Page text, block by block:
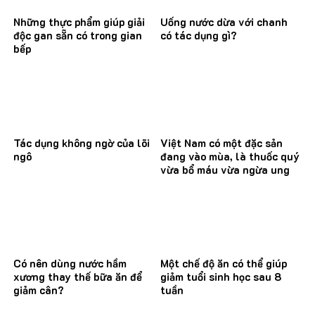
Những thực phẩm giúp giải
độc gan sẵn có trong gian
bếp
Uống nước dừa với chanh
có tác dụng gì?
Tác dụng không ngờ của lõi
ngô
Việt Nam có một đặc sản
đang vào mùa, là thuốc quý
vừa bổ máu vừa ngừa ung
Có nên dùng nước hầm
xương thay thế bữa ăn để
giảm cân?
Một chế độ ăn có thể giúp
giảm tuổi sinh học sau 8
tuần